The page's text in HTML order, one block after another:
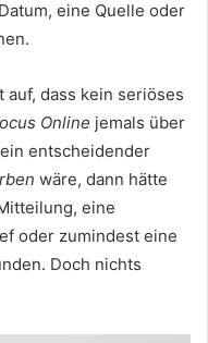
eine Quelle oder
dass kein seriöses
Online jemals über
entscheidender
wäre, dann hätte
eine
oder zumindest eine
Doch nichts